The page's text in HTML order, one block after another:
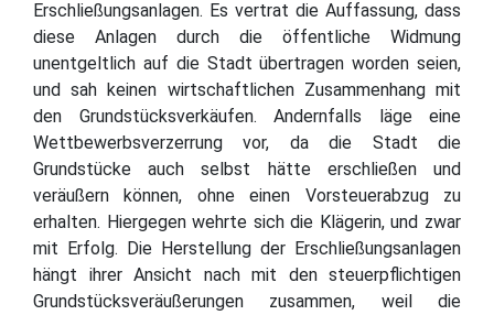
Erschließungsanlagen. Es vertrat die Auffassung, dass
diese Anlagen durch die öffentliche Widmung
unentgeltlich auf die Stadt übertragen worden seien,
und sah keinen wirtschaftlichen Zusammenhang mit
den Grundstücksverkäufen. Andernfalls läge eine
Wettbewerbsverzerrung vor, da die Stadt die
Grundstücke auch selbst hätte erschließen und
veräußern können, ohne einen Vorsteuerabzug zu
erhalten. Hiergegen wehrte sich die Klägerin, und zwar
mit Erfolg. Die Herstellung der Erschließungsanlagen
hängt ihrer Ansicht nach mit den steuerpflichtigen
Grundstücksveräußerungen zusammen, weil die